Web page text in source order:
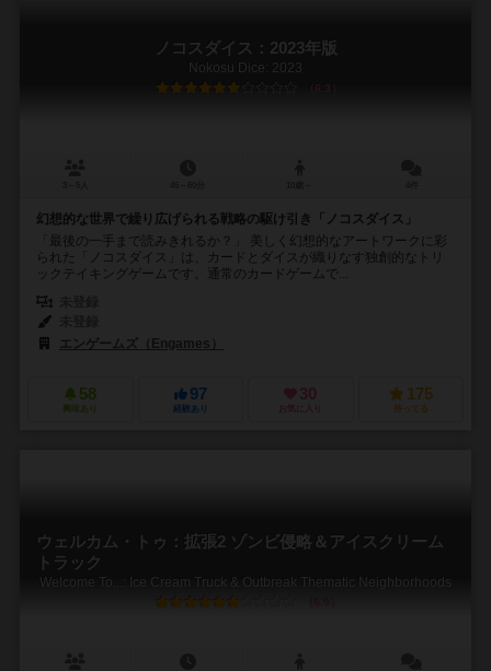
ノコスダイス：2023年版
Nokosu Dice: 2023
6.3
幻想的な世界で繰り広げられる戦略の駆け引き「ノコスダイス」
「最後の一手まで読みきれるか？」 美しく幻想的なアートワークに彩
られた「ノコスダイス」は、カードとダイスが織りなす独創的なトリ
ックテイキングゲームです。通常のカードゲームで...
エンゲームズ（Engames）
58
興味あり
97
経験あり
30
お気に入り
175
持ってる
ウェルカム・トゥ：拡張2 ゾンビ侵略＆アイスクリーム
トラック
Welcome To...: Ice Cream Truck & Outbreak Thematic Neighborhoods